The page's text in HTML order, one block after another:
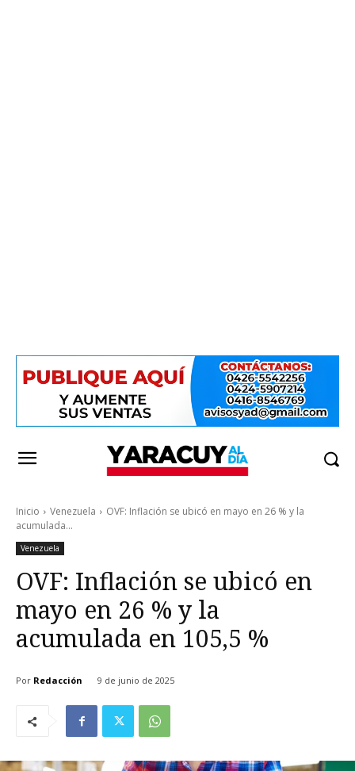
Inicio Venezuela
OVF: Inflación se ubicó en mayo en 26 % y la
acumulada...
Venezuela
OVF: Inflación se ubicó en
mayo en 26 % y la
acumulada en 105,5 %
Por Redacción 9 de junio de 2025